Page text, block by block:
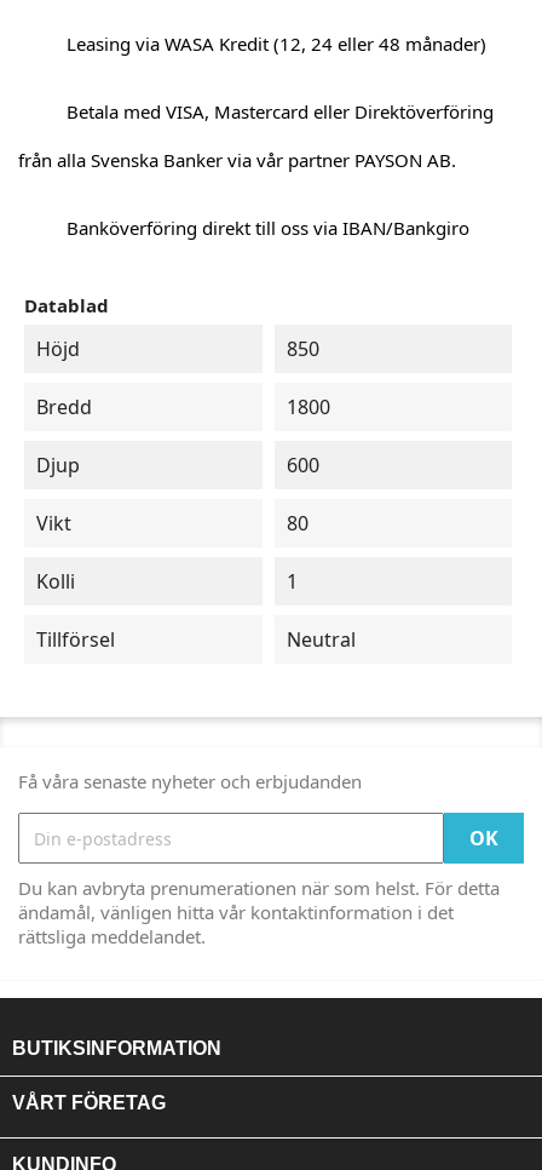
Leasing via WASA Kredit (12, 24 eller 48 månader)
Betala med VISA, Mastercard eller Direktöverföring
från alla Svenska Banker via vår partner PAYSON AB.
Banköverföring direkt till oss via IBAN/Bankgiro
Datablad
Höjd 850
Bredd 1800
Djup 600
Vikt 80
Kolli 1
Tillförsel Neutral
Få våra senaste nyheter och erbjudanden
Du kan avbryta prenumerationen när som helst. För detta
ändamål, vänligen hitta vår kontaktinformation i det
rättsliga meddelandet.
BUTIKSINFORMATION
VÅRT FÖRETAG
KUNDINFO